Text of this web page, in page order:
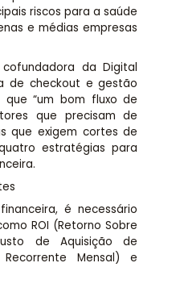
riscos para a saúde
e médias empresas
da Digital
de checkout e gestão
que “um bom fluxo de
que precisam de
que exigem cortes de
estratégias para
é necessário
ROI (Retorno Sobre
de Aquisição de
Mensal) e